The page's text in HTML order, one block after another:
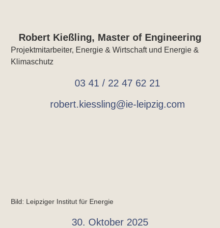
Robert Kießling, Master of Engineering
Projektmitarbeiter, Energie & Wirtschaft und Energie &
Klimaschutz
03 41 / 22 47 62 21
robert.kiessling@ie-leipzig.com
Bild: Leipziger Institut für Energie
30. Oktober 2025